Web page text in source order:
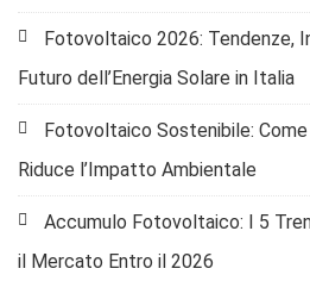
Fotovoltaico 2026: Tendenze,
Futuro dell’Energia Solare in Italia
Fotovoltaico Sostenibile:
Riduce l’Impatto Ambientale
Accumulo Fotovoltaico: I 5
il Mercato Entro il 2026